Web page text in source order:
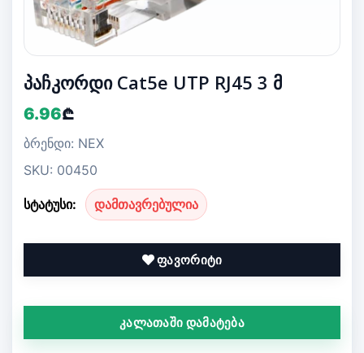
პაჩკორდი Cat5e UTP RJ45 3 მ
6.96₾
ბრენდი: NEX
SKU: 00450
სტატუსი: დამთავრებულია
ფავორიტი
კალათაში დამატება